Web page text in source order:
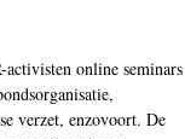
activisten online seminars
verzet, enzovoort. De